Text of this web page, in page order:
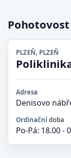
PLZEŇ, PLZEŇ
Adresa
Denisovo
Ordinační doba
Po-Pá: 18.00 -